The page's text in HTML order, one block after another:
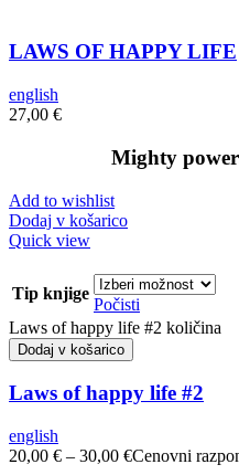
LAWS OF HAPPY LIFE
english
27,00 €
Mighty
Add to wishlist
Dodaj v košarico
Quick view
Tip knjige
Počisti
Laws of happy life #2 količina
Dodaj v košarico
Laws of happy life #2
english
20,00 € – 30,00 €Cenovni